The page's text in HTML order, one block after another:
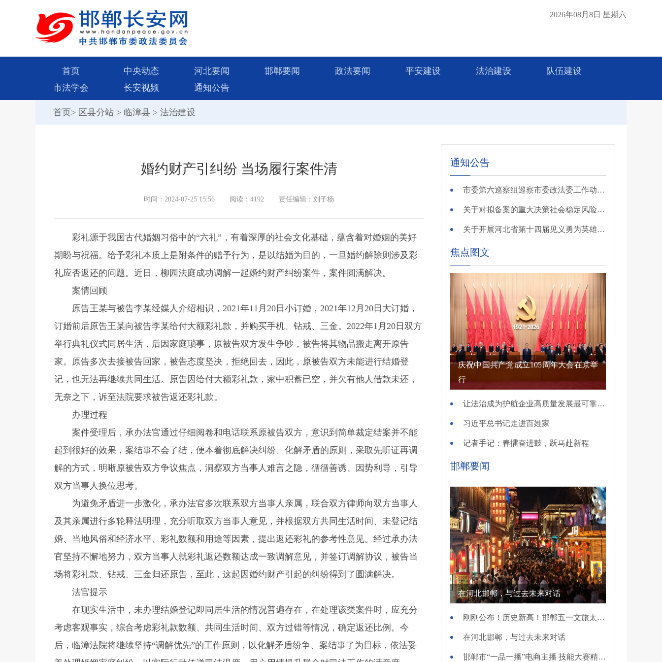
2026年08月8日 星期六
首页 中央动态 河北要闻 邯郸要闻 政法要闻 平安建设 法治建设
队伍建设
市法学会
长安视频 通知公告
首页> 区县分站 > 临漳县 > 法治建设
婚约财产引纠纷 当场履行案件清
时间：2024-07-25 15:56 阅读：4192 责任编辑：刘子杨
彩礼源于我国古代婚姻习俗中的“六礼”，有着深厚的社会文化基础，蕴含着对婚姻的美好
期盼与祝福。给予彩礼本质上是附条件的赠予行为，是以结婚为目的，一旦婚约解除则涉及彩
礼应否返还的问题。近日，柳园法庭成功调解一起婚约财产纠纷案件，案件圆满解决。
案情回顾
原告王某与被告李某经媒人介绍相识，2021年11月20日小订婚，2021年12月20日大订婚，
订婚前后原告王某向被告李某给付大额彩礼款，并购买手机、钻戒、三金。2022年1月20日双方
举行典礼仪式同居生活，后因家庭琐事，原被告双方发生争吵，被告将其物品搬走离开原告
家。原告多次去接被告回家，被告态度坚决，拒绝回去，因此，原被告双方未能进行结婚登
记，也无法再继续共同生活。原告因给付大额彩礼款，家中积蓄已空，并欠有他人借款未还，
无奈之下，诉至法院要求被告返还彩礼款。
办理过程
案件受理后，承办法官通过仔细阅卷和电话联系原被告双方，意识到简单裁定结案并不能
起到很好的效果，案结事不会了结，便本着彻底解决纠纷、化解矛盾的原则，采取先听证再调
解的方式，明晰原被告双方争议焦点，洞察双方当事人难言之隐，循循善诱、因势利导，引导
双方当事人换位思考。
为避免矛盾进一步激化，承办法官多次联系双方当事人亲属，联合双方律师向双方当事人
及其亲属进行多轮释法明理，充分听取双方当事人意见，并根据双方共同生活时间、未登记结
婚、当地风俗和经济水平、彩礼数额和用途等因素，提出返还彩礼的参考性意见。经过承办法
官坚持不懈地努力，双方当事人就彩礼返还数额达成一致调解意见，并签订调解协议，被告当
场将彩礼款、钻戒、三金归还原告，至此，这起因婚约财产引起的纠纷得到了圆满解决。
法官提示
在现实生活中，未办理结婚登记即同居生活的情况普遍存在，在处理该类案件时，应充分
考虑客观事实，综合考虑彩礼款数额、共同生活时间、双方过错等情况，确定返还比例。今
后，临漳法院将继续坚持“调解优先”的工作原则，以化解矛盾纷争、案结事了为目标，依法妥
通知公告
市委第六巡察组巡察市委政法委工作动员会召开
关于对拟备案的重大决策社会稳定风险评估第三方机构进行公示的公告
关于开展河北省第十四届见义勇为英雄 （群体）评选的公示
焦点图文
庆祝中国共产党成立105周年大会在京举
行
让法治成为护航企业高质量发展最可靠保障——国新办发布会介绍规范涉企行政执法专项行动有关情况
习近平总书记走进百姓家
记者手记：春擂奋进鼓，跃马赴新程
邯郸要闻
在河北邯郸，与过去未来对话
刚刚公布！历史新高！邯郸五一文旅太火爆！
在河北邯郸，与过去未来对话
邯郸市“一品一播”电商主播 技能大赛精彩开赛